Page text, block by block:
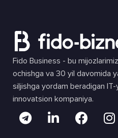
Fido Business - bu
ochishga va 30 yil davomida
siljishga yordam beradigan
innovatsion kompaniya.